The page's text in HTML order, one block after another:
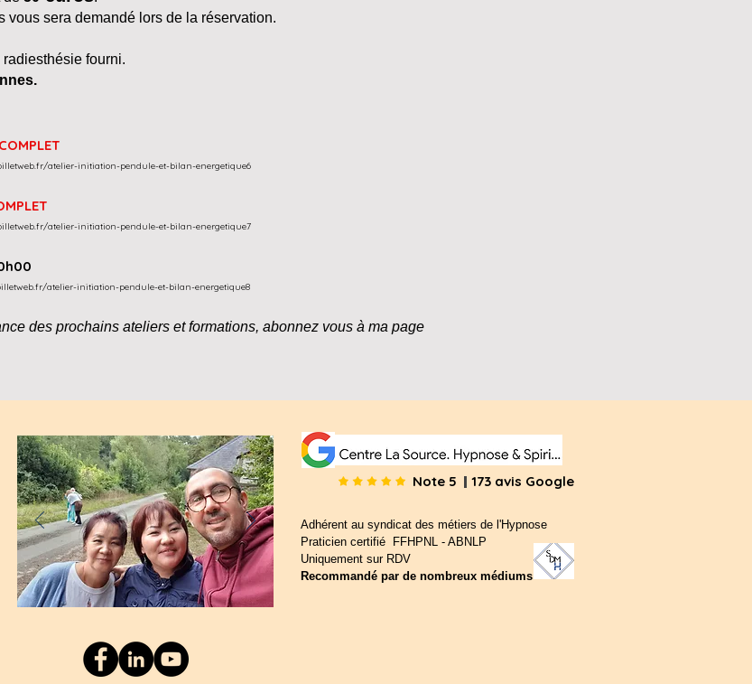
vous sera demandé lors de la réservation.
fourni.
COMPLET
atelier-initiation-pendule-et-bilan-energetique6
atelier-initiation-pendule-et-bilan-energetique7
atelier-initiation-pendule-et-bilan-energetique8
des prochains ateliers et formations, abonnez vous à ma page
Note 5 173 avis Google
Adhérent au syndicat des métiers de l'Hypnose
Praticien certifié FFHPNL - ABNLP
Uniquement sur RDV
Recommandé par de nombreux médiums